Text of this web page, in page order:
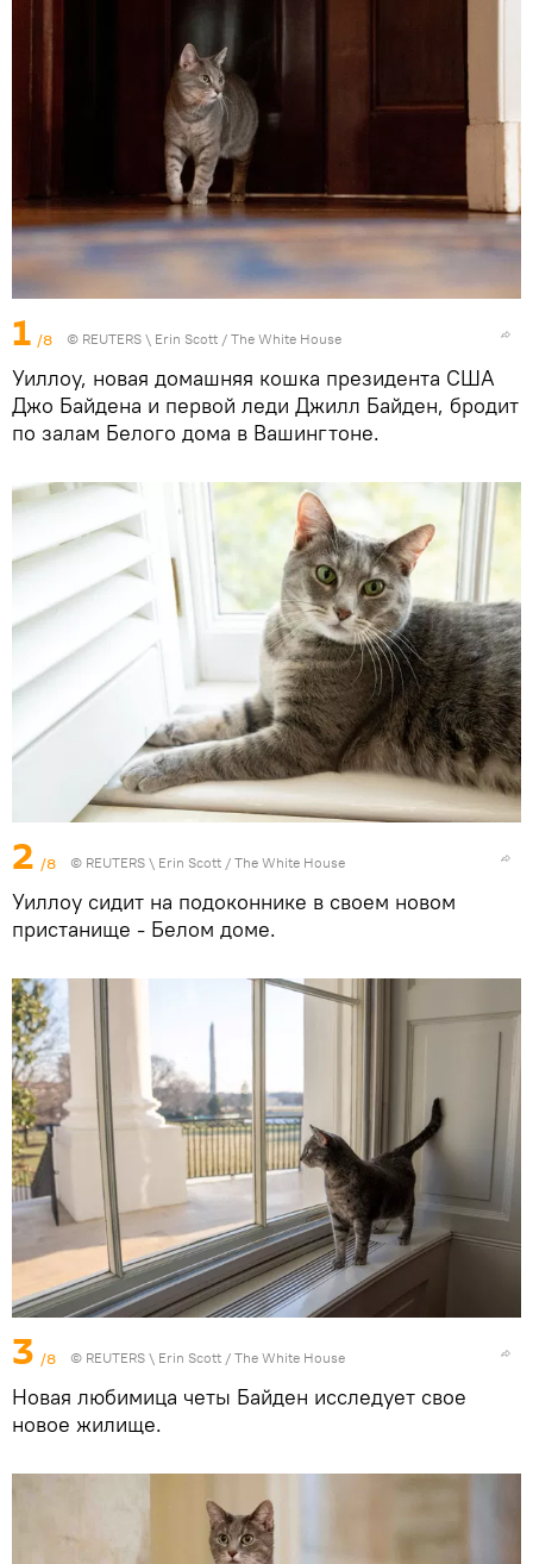
1 /8 © REUTERS \ Erin Scott / The White House
Уиллоу, новая домашняя кошка президента США
Джо Байдена и первой леди Джилл Байден, бродит
по залам Белого дома в Вашингтоне.
2 /8 © REUTERS \ Erin Scott / The White House
Уиллоу сидит на подоконнике в своем новом
пристанище - Белом доме.
3 /8 © REUTERS \ Erin Scott / The White House
Новая любимица четы Байден исследует свое
новое жилище.